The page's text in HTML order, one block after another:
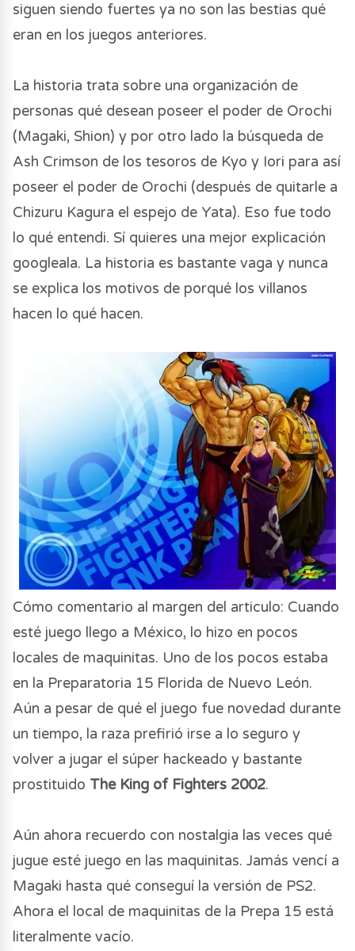
siguen siendo fuertes ya no son las bestias qué
eran en los juegos anteriores.
La historia trata sobre una organización de
personas qué desean poseer el poder de Orochi
(Magaki, Shion) y por otro lado la búsqueda de
Ash Crimson de los tesoros de Kyo y Iori para así
poseer el poder de Orochi (después de quitarle a
Chizuru Kagura el espejo de Yata). Eso fue todo
lo qué entendi. Sí quieres una mejor explicación
googleala. La historia es bastante vaga y nunca
se explica los motivos de porqué los villanos
hacen lo qué hacen.
Cómo comentario al margen del articulo: Cuando
esté juego llego a México, lo hizo en pocos
locales de maquinitas. Uno de los pocos estaba
en la Preparatoria 15 Florida de Nuevo León.
Aún a pesar de qué el juego fue novedad durante
un tiempo, la raza prefirió irse a lo seguro y
volver a jugar el súper hackeado y bastante
prostituido The King of Fighters 2002.
Aún ahora recuerdo con nostalgia las veces qué
jugue esté juego en las maquinitas. Jamás vencí a
Magaki hasta qué conseguí la versión de PS2.
Ahora el local de maquinitas de la Prepa 15 está
literalmente vacío.